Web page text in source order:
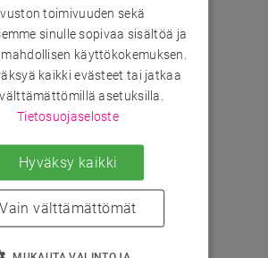
toimivuuden sekä
sinulle sopivaa sisältöä ja
käyttökokemuksen.
kaikki evästeet tai jatkaa
asetuksilla.
Tietosuojaseloste
Hyväksy kaikki
Vain välttämättömät